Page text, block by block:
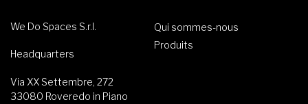
We Do Spaces S.r.l.
Headquarters
Via XX Settembre, 272
33080 Roveredo in Piano
Qui sommes-nous
Produits